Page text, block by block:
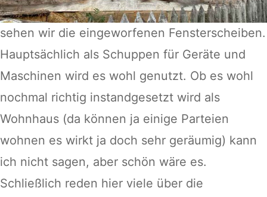
sehen wir die eingeworfenen Fensterscheiben.
Hauptsächlich als Schuppen für Geräte und
Maschinen wird es wohl genutzt. Ob es wohl
nochmal richtig instandgesetzt wird als
Wohnhaus (da können ja einige Parteien
wohnen es wirkt ja doch sehr geräumig) kann
ich nicht sagen, aber schön wäre es.
Schließlich reden hier viele über die